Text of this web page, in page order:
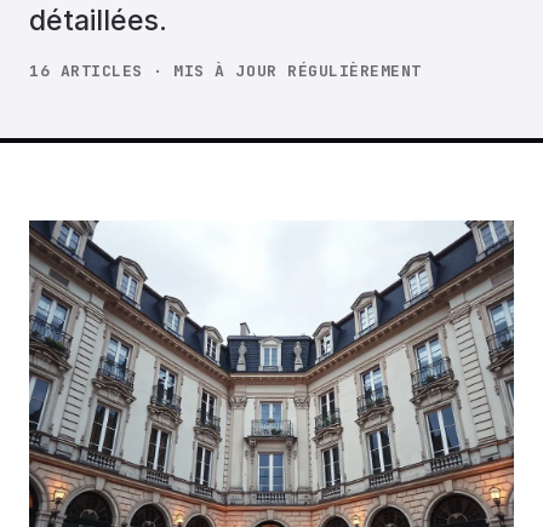
détaillées.
16 ARTICLES · MIS À JOUR RÉGULIÈREMENT